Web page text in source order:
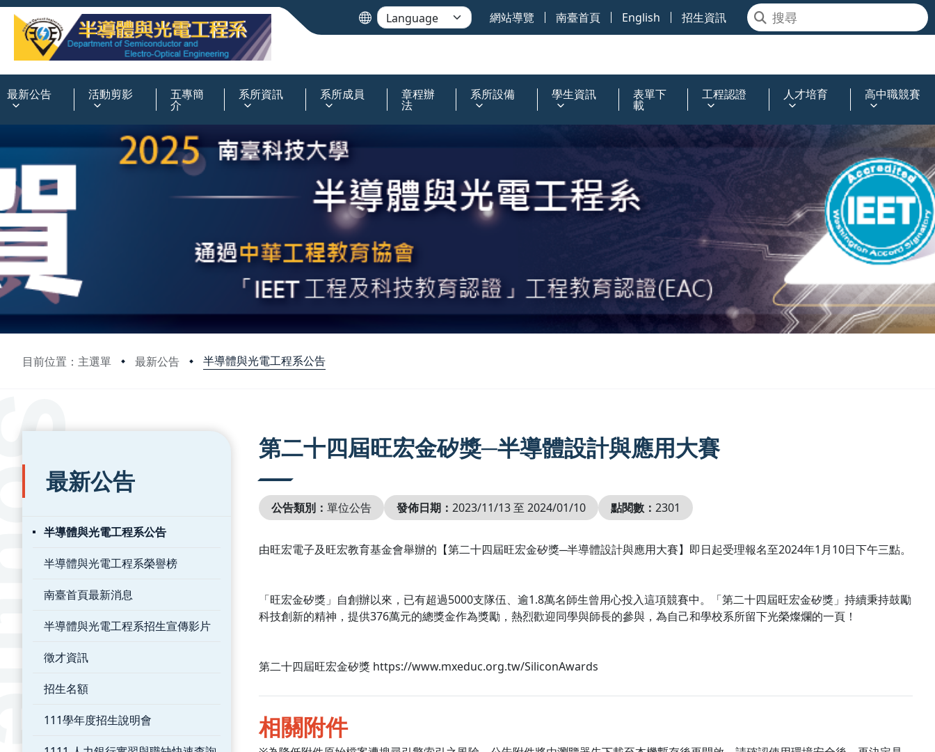
網站導覽 南臺首頁 English 招生資訊
最新公告 活動剪影 五專簡
介
系所資訊 系所成員 章程辦
法
系所設備 學生資訊 表單下
載
工程認證 人才培育 高中職競賽
目前位置：主選單 最新公告 半導體與光電工程系公告
:::
最新公告
半導體與光電工程系公告
半導體與光電工程系榮譽榜
南臺首頁最新消息
半導體與光電工程系招生宣傳影片
徵才資訊
招生名額
111學年度招生說明會
第二十四屆旺宏金矽獎─半導體設計與應用大賽
公告類別： 單位公告 發佈日期： 2023/11/13 至 2024/01/10 點閱數： 2301
由旺宏電子及旺宏教育基金會舉辦的【第二十四屆旺宏金矽獎─半導體設計與應用大賽】即日起受理報名至2024年1月10日下午三點。
「旺宏金矽獎」自創辦以來，已有超過5000支隊伍、逾1.8萬名師生曾用心投入這項競賽中。「第二十四屆旺宏金矽獎」持續秉持鼓勵
科技創新的精神，提供376萬元的總獎金作為獎勵，熱烈歡迎同學與師長的參與，為自己和學校系所留下光榮燦爛的一頁！
第二十四屆旺宏金矽獎 https://www.mxeduc.org.tw/SiliconAwards
相關附件